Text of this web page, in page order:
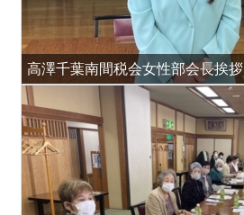
高澤千葉南間税会女性部会長挨拶